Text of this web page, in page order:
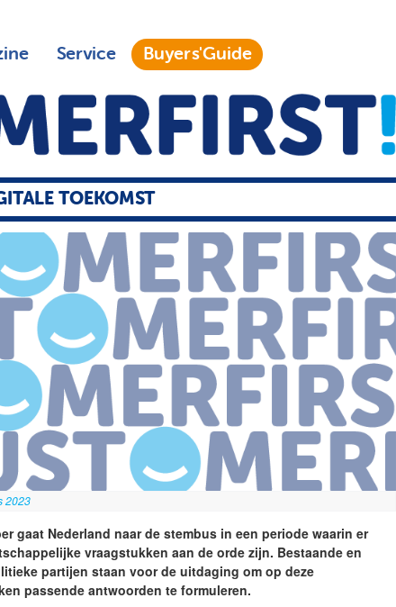
Service Buyers'Guide
TOEKOMST
2023
gaat Nederland naar de stembus in een periode waarin er
vraagstukken aan de orde zijn. Bestaande en
partijen staan voor de uitdaging om op deze
passende antwoorden te formuleren.